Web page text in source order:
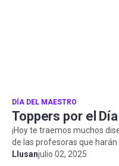
DÍA DEL MAESTRO
Toppers por el
¡Hoy te traemos muchos
de las profesoras que harán que tus celebraciones sean aún
más especiales!...
Llusanjulio 02, 2025